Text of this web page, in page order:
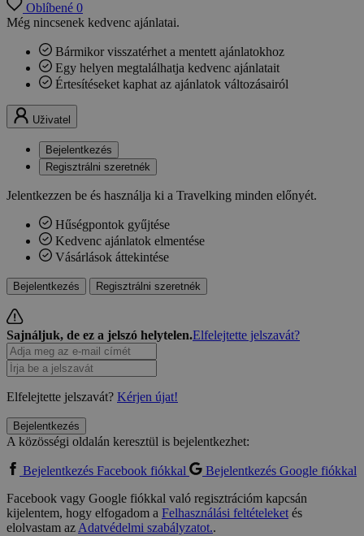
Oblíbené 0
Még nincsenek kedvenc ajánlatai.
Bármikor visszatérhet a mentett ajánlatokhoz
Egy helyen megtalálhatja kedvenc ajánlatait
Értesítéseket kaphat az ajánlatok változásairól
Uživatel
Bejelentkezés
Regisztrálni szeretnék
Jelentkezzen be és használja ki a Travelking minden előnyét.
Hűségpontok gyűjtése
Kedvenc ajánlatok elmentése
Vásárlások áttekintése
Bejelentkezés Regisztrálni szeretnék
Sajnáljuk, de ez a jelszó helytelen.Elfelejtette jelszavát?
Elfelejtette jelszavát? Kérjen újat!
Bejelentkezés
A közösségi oldalán keresztül is bejelentkezhet:
Bejelentkezés Facebook fiókkal
Bejelentkezés Google fiókkal
Facebook vagy Google fiókkal való regisztrációm kapcsán
kijelentem, hogy elfogadom a Felhasználási feltételeketés
elolvastam azAdatvédelmi szabályzatot..